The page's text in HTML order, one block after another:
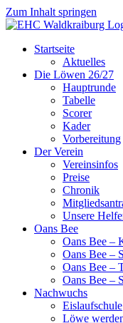
Zum Inhalt springen
Startseite
Aktuelles
Die Löwen 26/27
Hauptrunde
Tabelle
Scorer
Kader
Vorbereitung
Der Verein
Vereinsinfos
Preise
Chronik
Unsere
Oans Bee
Oans Bee –
Oans Bee –
Oans Bee –
Oans Bee –
Nachwuchs
Eislaufschule
Löwe